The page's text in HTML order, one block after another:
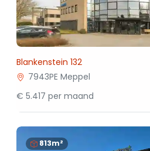
Blankenstein 132
7943PE Meppel
€ 5.417 per maand
813m²